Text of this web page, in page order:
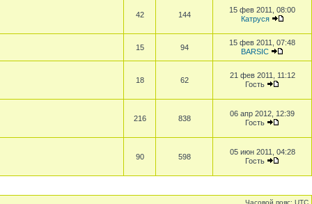
42 144
15 фев 2011, 08:00
Катруся
15 94
15 фев 2011, 07:48
BARSIC
18 62
21 фев 2011, 11:12
Гость
216 838
06 апр 2012, 12:39
Гость
90 598
05 июн 2011, 04:28
Гость
Часовой пояс: UTC